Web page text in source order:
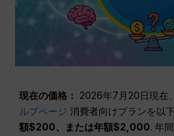
現在の価格： 2026年7月20日現在
ルプページ 消費者向けプランを以
額$200、または年額$2,000. 年